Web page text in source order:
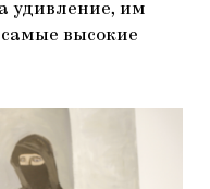
удивление, им
высокие